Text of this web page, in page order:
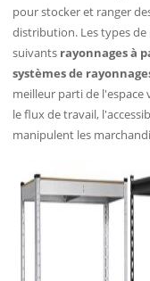
pour stocker et ranger
distribution. Les types
suivants rayonnages à
systèmes de
meilleur parti de l'espace
le flux de travail,
manipulent les